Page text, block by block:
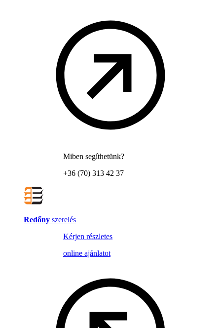
Miben segíthetünk?
+36 (70) 313 42 37
Redőny szerelés
Kérjen részletes
online ajánlatot